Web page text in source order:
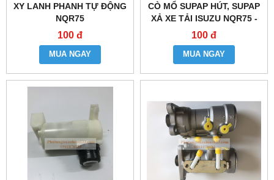
XY LANH PHANH TỰ ĐỘNG
NQR75
100 đ
MUA NGAY
CÒ MỔ SUPAP HÚT, SUPAP
XẢ XE TẢI ISUZU NQR75 -
4HK1
100 đ
MUA NGAY